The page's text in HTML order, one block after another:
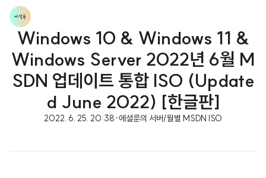
Windows 10 & Windows 11 &
Windows Server 2022년 6월 M
SDN 업데이트 통합 ISO (Update
d June 2022) [한글판]
2022. 6. 25. 20:38 ·에셜룬의 서버/월별 MSDN ISO